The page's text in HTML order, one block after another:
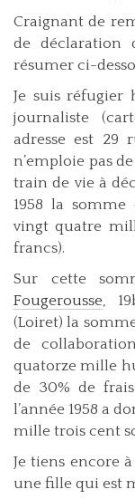
Craignant de
de déclaration
résumer ci-
Je suis réfugier
journaliste
adresse est 29
n’emploie pas
train de vie à
1958 la
vingt quatre
francs).
Sur cette
Fougerousse,
(Loiret) la
de
quatorze mille
de 30% de
l’année 1958 a
mille trois cent
Je tiens encore
une fille qui est